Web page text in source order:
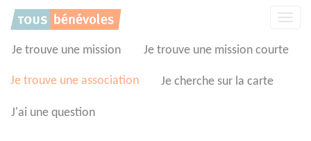
Je trouve une mission Je trouve une mission courte
Je trouve une association Je cherche sur la carte
J'ai une question
Panneau de gestion des cookies